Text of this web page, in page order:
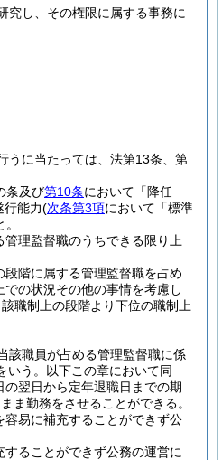
究し、その権限に属する事務に
うに当たっては、法第13条、第
条及び第10条において「降任
能力(次条第3項において「標準
理監督職のうちできる限り上
階に属する管理監督職を占め
の状況その他の事情を考慮し
職制上の段階より下位の職制上
該職員が占める管理監督職に係
いう。以下この章において同
翌日から定年退職日までの期
ま勤務をさせることができる。
易に補充することができず公
ることができず公務の運営に